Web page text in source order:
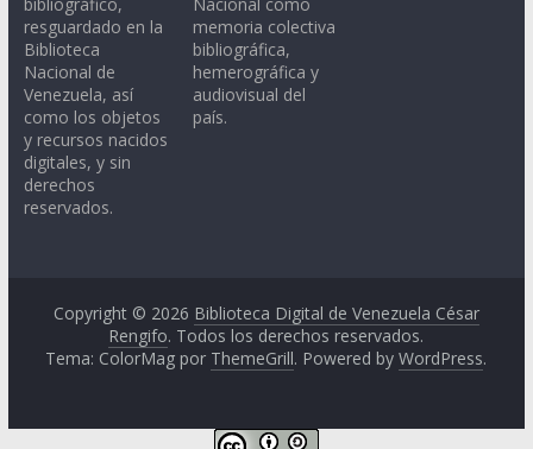
resguardado en la
Biblioteca
Nacional de
Venezuela, así
como los objetos
y recursos nacidos
digitales, y sin
derechos
reservados.
memoria colectiva
bibliográfica,
hemerográfica y
audiovisual del
país.
Copyright © 2026 Biblioteca Digital de Venezuela César
Rengifo. Todos los derechos reservados.
Tema: ColorMag por ThemeGrill. Powered byWordPress.